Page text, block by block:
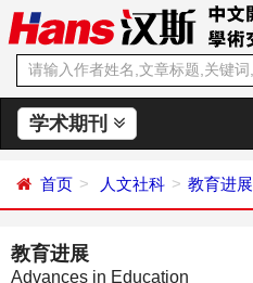
学术期刊
首页 人文社科 教育进展
教育进展
Advances in Education